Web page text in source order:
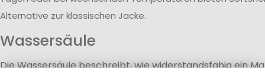
Alternative zur klassischen Jacke.
Wassersäule
Die Wassersäule beschreibt, wie widerstandsfähig ein